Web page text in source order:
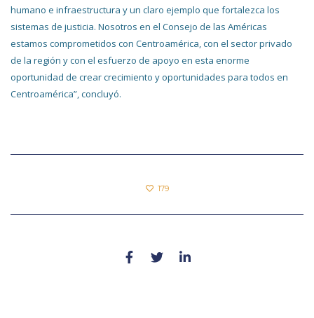
humano e infraestructura y un claro ejemplo que fortalezca los
sistemas de justicia. Nosotros en el Consejo de las Américas
estamos comprometidos con Centroamérica, con el sector privado
de la región y con el esfuerzo de apoyo en esta enorme
oportunidad de crear crecimiento y oportunidades para todos en
Centroamérica”, concluyó.
179